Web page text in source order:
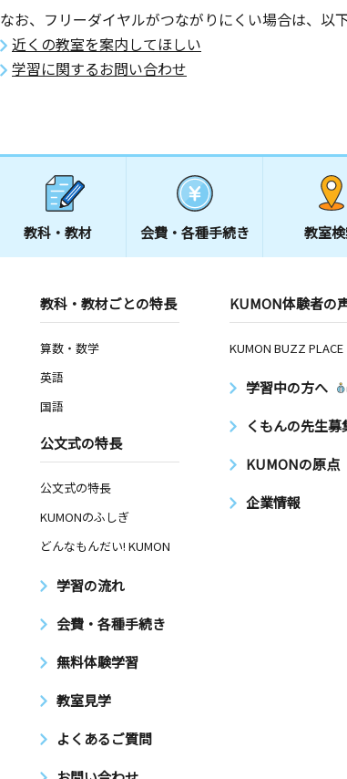
なお、フリーダイヤルがつながりにくい場合は、以
近くの教室を案内してほしい
学習に関するお問い合わせ
教科・教材 会費・ 各種手続き 教室
教科・教材ごとの特長
算数・数学
英語
国語
公文式の特長
公文式の特長
KUMONのふしぎ
どんなもんだい! KUMON
学習の流れ
会費・各種手続き
無料体験学習
教室見学
よくあるご質問
KUMON体験者の
KUMON BUZZ PLACE
学習中の方へ
くもんの先生募
KUMONの原点
企業情報